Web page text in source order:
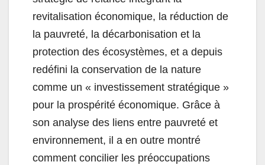
revitalisation économique, la réduction de
la pauvreté, la décarbonisation et la
protection des écosystèmes, et a depuis
redéfini la conservation de la nature
comme un « investissement stratégique »
pour la prospérité économique. Grâce à
son analyse des liens entre pauvreté et
environnement, il a en outre montré
comment concilier les préoccupations